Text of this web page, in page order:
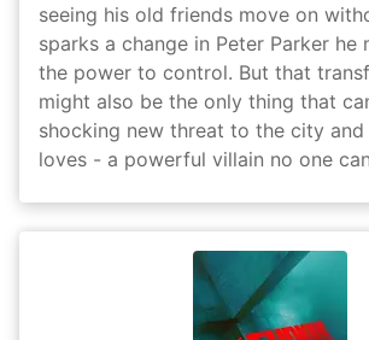
seeing his old friends move on
sparks a change in Peter Parker he
the power to control. But that
might also be the only thing that
shocking new threat to the city and
loves - a powerful villain no one